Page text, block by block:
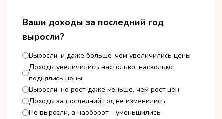
Ваши доходы за последний год
выросли?
Выросли, и даже больше, чем увеличились цены
Доходы увеличились настолько, насколько
поднялись цены
Выросли, но рост даже меньше, чем рост цен
Доходы за последний год не изменились
Не выросли, а наоборот – уменьшились